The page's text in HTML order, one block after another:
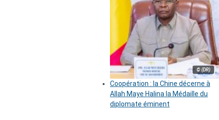
© (DR)
Coopération : la Chine décerne à
Allah Maye Halina la Médaille du
diplomate éminent